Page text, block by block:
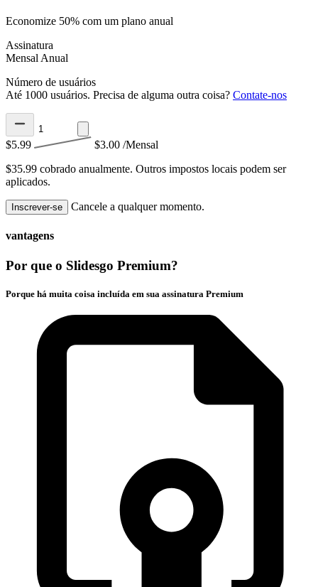
Economize 50% com um plano anual
Assinatura
Mensal Anual
Número de usuários
Até 1000 usuários. Precisa de alguma outra coisa? Contate-nos
$5.99 $3.00 /Mensal
$35.99 cobrado anualmente. Outros impostos locais podem ser
aplicados.
Inscrever-se Cancele a qualquer momento.
vantagens
Por que o Slidesgo Premium?
Porque há muita coisa incluída em sua assinatura Premium